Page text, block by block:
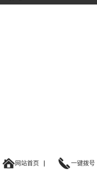
网站首页 一键拨号